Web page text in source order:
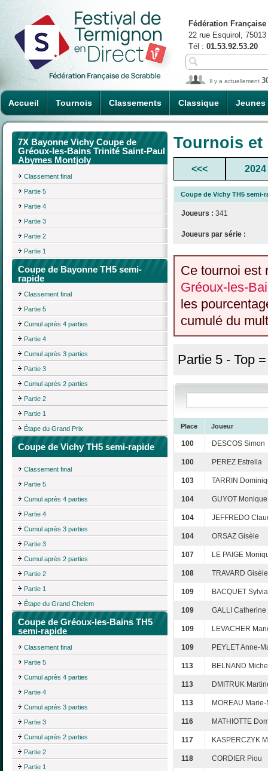
Accueil Tournois Classements Classique Jeunes
Fédération
22 rue Esquirol,
Tél : 01.53.92.53.20
Il y a actuellement
7X Bayonne Vichy Coupe de
Gréoux-les-Bains Trinité Saint-Paul
Abymes Montjoly
Classement final
Partie 5
Partie 4
Partie 3
Partie 2
Partie 1
Coupe de Bayonne TH5 semi-
rapide
Classement final
Partie 5
Cumul après 4 parties
Partie 4
Cumul après 3 parties
Partie 3
Cumul après 2 parties
Partie 2
Partie 1
Étape du Grand Prix
Coupe de Vichy TH5 semi-rapide
Classement final
Partie 5
Cumul après 4 parties
Partie 4
Cumul après 3 parties
Partie 3
Cumul après 2 parties
Partie 2
Partie 1
Étape du Grand Chelem
Coupe de Gréoux-les-Bains TH5
semi-rapide
Classement final
Partie 5
Cumul après 4 parties
Partie 4
Cumul après 3 parties
Partie 3
Cumul après 2 parties
Partie 2
Partie 1
Tournois
<<< 2024
Coupe de Vichy TH5 semi-
Joueurs : 341
Joueurs par série :
Ce tournoi est
Gréoux-les-
les
cumulé du
Partie 5 - Top
Place Joueur
100 DESCOS Simon
100 PEREZ Estrella
103 TARRIN
104 GUYOT Monique
104 JEFFREDO
104 ORSAZ Gisèle
107 LE PAIGE
108 TRAVARD Gisèle
109 BACQUET
109 GALLI Catherine
109 LEVACHER
109 PEYLET Anne-
113 BELNAND
113 DMITRUK
113 MOREAU
116 MATHIOTTE
117 KASPERCZYK
118 CORDIER Piou